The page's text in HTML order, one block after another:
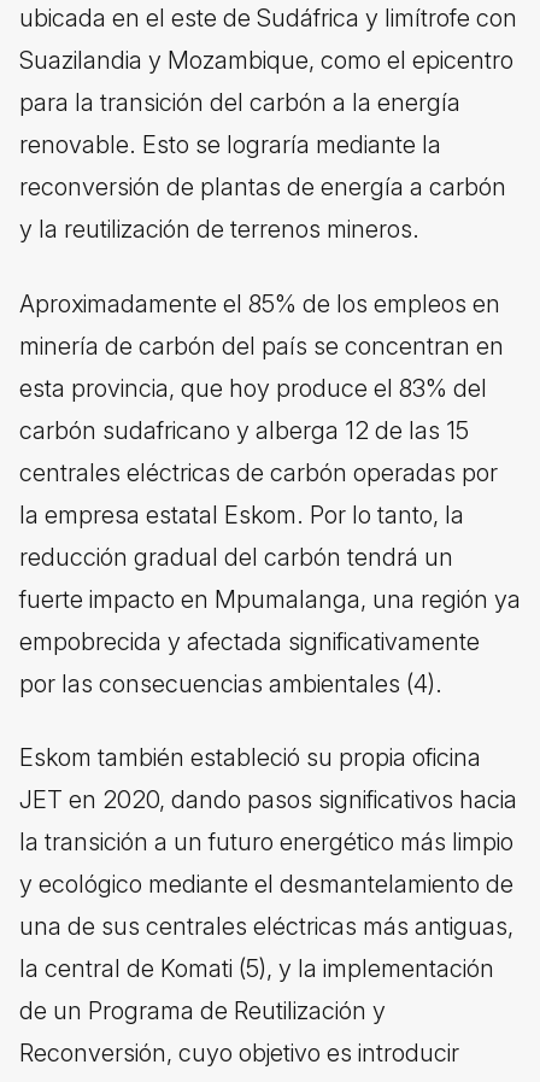
ubicada en el este de Sudáfrica y limítrofe con
Suazilandia y Mozambique, como el epicentro
para la transición del carbón a la energía
renovable. Esto se lograría mediante la
reconversión de plantas de energía a carbón
y la reutilización de terrenos mineros.
Aproximadamente el 85% de los empleos en
minería de carbón del país se concentran en
esta provincia, que hoy produce el 83% del
carbón sudafricano y alberga 12 de las 15
centrales eléctricas de carbón operadas por
la empresa estatal Eskom. Por lo tanto, la
reducción gradual del carbón tendrá un
fuerte impacto en Mpumalanga, una región ya
empobrecida y afectada significativamente
por las consecuencias ambientales (4).
Eskom también estableció su propia oficina
JET en 2020, dando pasos significativos hacia
la transición a un futuro energético más limpio
y ecológico mediante el desmantelamiento de
una de sus centrales eléctricas más antiguas,
la central de Komati (5), y la implementación
de un Programa de Reutilización y
Reconversión, cuyo objetivo es introducir